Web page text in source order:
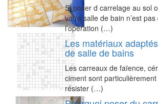
Si poser d carrelage au sol
votre salle de bain n’est
l’opération (…)
Les matériaux
de salle de bains
Les carreaux de faïence,
ciment sont
résister (…)